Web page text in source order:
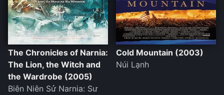
The Chronicles of Narnia:
The Lion, the Witch and
the Wardrobe (2005)
Biên Niên Sử Narnia: Sư
Cold Mountain (2003)
Núi Lạnh